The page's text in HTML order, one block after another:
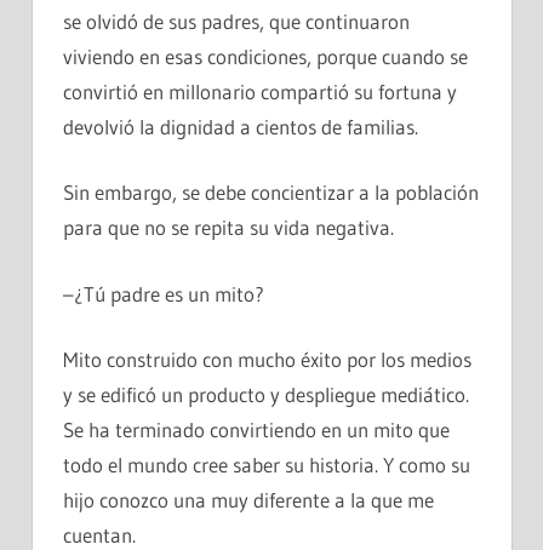
se olvidó de sus padres, que continuaron
viviendo en esas condiciones, porque cuando se
convirtió en millonario compartió su fortuna y
devolvió la dignidad a cientos de familias.
Sin embargo, se debe concientizar a la población
para que no se repita su vida negativa.
–¿Tú padre es un mito?
Mito construido con mucho éxito por los medios
y se edificó un producto y despliegue mediático.
Se ha terminado convirtiendo en un mito que
todo el mundo cree saber su historia. Y como su
hijo conozco una muy diferente a la que me
cuentan.